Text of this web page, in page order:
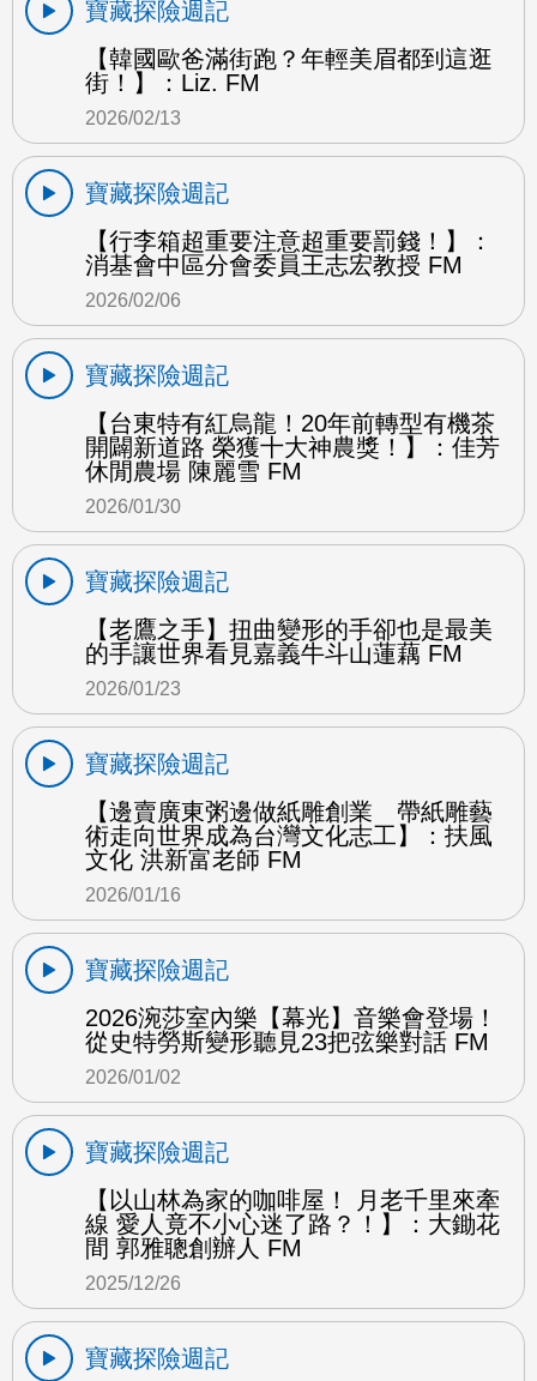
寶藏探險週記
【韓國歐爸滿街跑？年輕美眉都到這逛
街！】：Liz. FM
2026/02/13
寶藏探險週記
【行李箱超重要注意超重要罰錢！】：
消基會中區分會委員王志宏教授 FM
2026/02/06
寶藏探險週記
【台東特有紅烏龍！20年前轉型有機茶
開闢新道路 榮獲十大神農獎！】：佳芳
休閒農場 陳麗雪 FM
2026/01/30
寶藏探險週記
【老鷹之手】扭曲變形的手卻也是最美
的手讓世界看見嘉義牛斗山蓮藕 FM
2026/01/23
寶藏探險週記
【邊賣廣東粥邊做紙雕創業 帶紙雕藝
術走向世界成為台灣文化志工】：扶風
文化 洪新富老師 FM
2026/01/16
寶藏探險週記
2026涴莎室內樂【幕光】音樂會登場！
從史特勞斯變形聽見23把弦樂對話 FM
2026/01/02
寶藏探險週記
【以山林為家的咖啡屋！ 月老千里來牽
線 愛人竟不小心迷了路？！】：大鋤花
間 郭雅聰創辦人 FM
2025/12/26
寶藏探險週記